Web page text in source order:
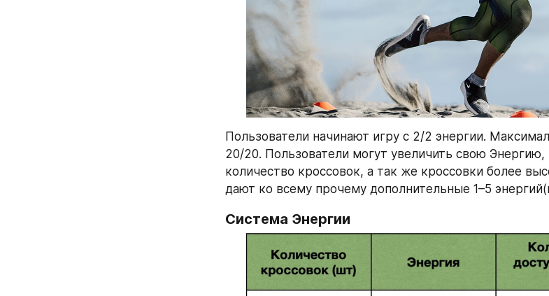
Пользователи начинают игру с 2/2 энергии.
20/20. Пользователи могут увеличить свою
количество кроссовок, а так же кроссовки более
дают ко всему прочему дополнительные 1–5
Система Энергии